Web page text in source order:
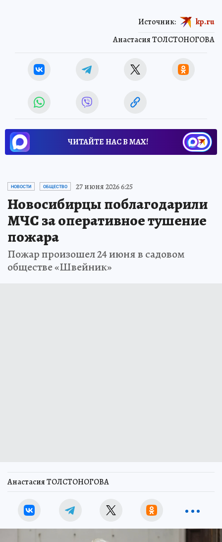
Анастасия ТОЛСТОНОГОВА
Источник: kp.ru
ЧИТАЙТЕ НАС В МАХ!
НОВОСТИ ОБЩЕСТВО 27 июня 2026 6:25
Новосибирцы поблагодарили
МЧС за оперативное тушение
пожара
Пожар произошел 24 июня в садовом
обществе «Швейник»
Анастасия ТОЛСТОНОГОВА